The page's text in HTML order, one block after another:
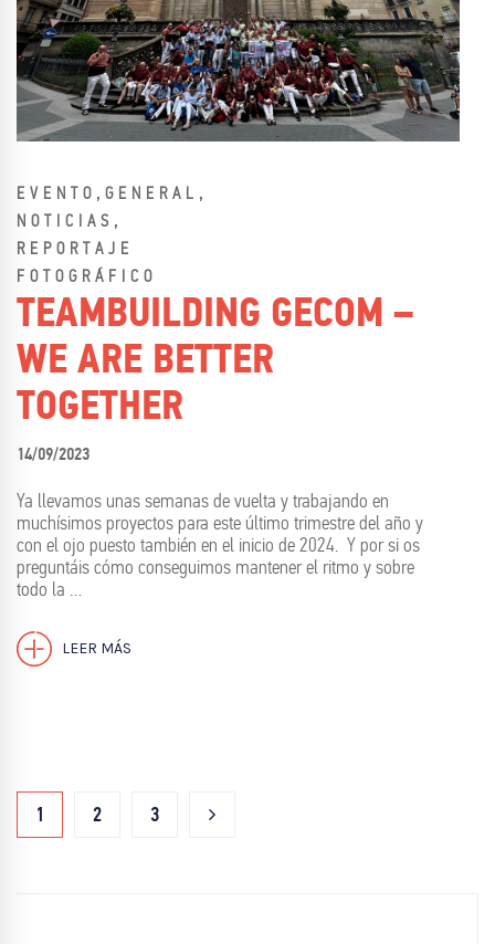
EVENTO , GENERAL ,
NOTICIAS ,
REPORTAJE
FOTOGRÁFICO
TEAMBUILDING GECOM –
WE ARE BETTER
TOGETHER
14/09/2023
Ya llevamos unas semanas de vuelta y trabajando en
muchísimos proyectos para este último trimestre del año y
con el ojo puesto también en el inicio de 2024. Y por si os
preguntáis cómo conseguimos mantener el ritmo y sobre
todo la …
LEER MÁS
1 2 3